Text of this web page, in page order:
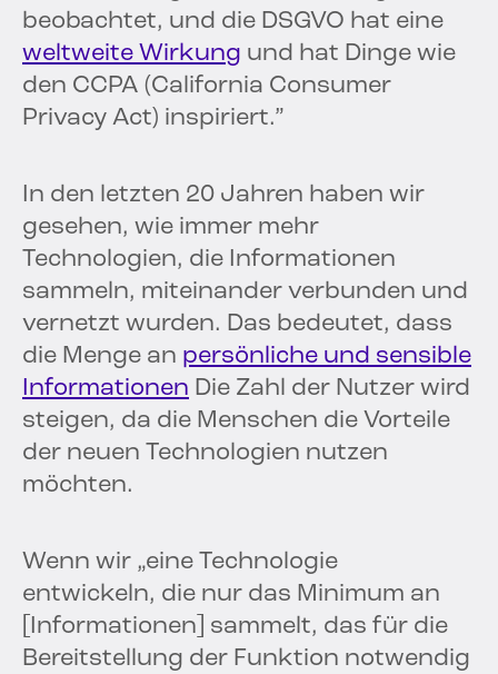
beobachtet, und die DSGVO hat eine
weltweite Wirkung und hat Dinge wie
den CCPA (California Consumer
Privacy Act) inspiriert.”
In den letzten 20 Jahren haben wir
gesehen, wie immer mehr
Technologien, die Informationen
sammeln, miteinander verbunden und
vernetzt wurden. Das bedeutet, dass
die Menge an persönliche und sensible
Informationen Die Zahl der Nutzer wird
steigen, da die Menschen die Vorteile
der neuen Technologien nutzen
möchten.
Wenn wir „eine Technologie
entwickeln, die nur das Minimum an
[Informationen] sammelt, das für die
Bereitstellung der Funktion notwendig